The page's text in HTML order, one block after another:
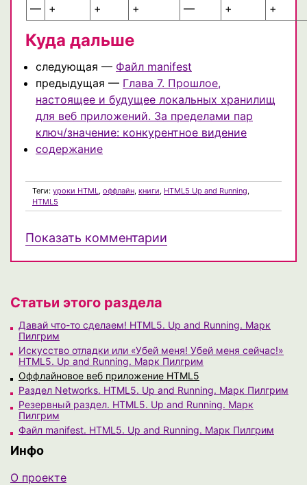
— + + + — + +
Куда дальше
следующая — Файл manifest
предыдущая — Глава 7. Прошлое,
настоящее и будущее локальных хранилищ
для веб приложений. За пределами пар
ключ/значение: конкурентное видение
содержание
Теги: уроки HTML, оффлайн, книги, HTML5 Up and Running,
HTML5
Показать комментарии
Статьи этого раздела
Давай что-то сделаем! HTML5. Up and Running. Марк
Пилгрим
Искусство отладки или «Убей меня! Убей меня сейчас!»
HTML5. Up and Running. Марк Пилгрим
Оффлайновое веб приложение HTML5
Раздел Networks. HTML5. Up and Running. Марк Пилгрим
Резервный раздел. HTML5. Up and Running. Марк
Пилгрим
Файл manifest. HTML5. Up and Running. Марк Пилгрим
Инфо
О проекте